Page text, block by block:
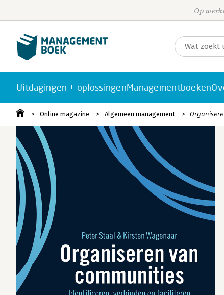
Op
Uitdagingen + oplossingenManagementboeken
Online magazine Algemeen management